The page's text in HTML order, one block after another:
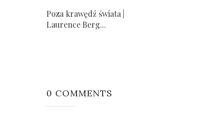
Poza krawędź świata |
Laurence Berg...
0 COMMENTS